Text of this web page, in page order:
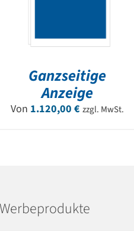
Ganzseitige
Anzeige
Von 1.120,00€ zzgl. MwSt.
Werbeprodukte